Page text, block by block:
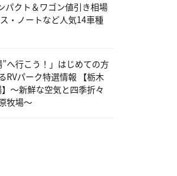
パクト＆ワゴン値引き相場
・ノートなど人気14車種
”へ行こう！」はじめての方
RVパーク特選情報 【栃木
～新鮮な空気と四季折々
牧場～